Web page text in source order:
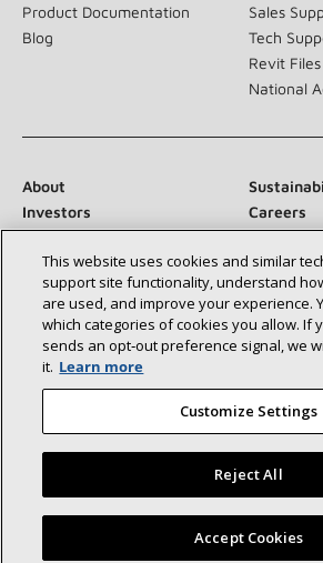
Product Documentation
Blog
Sales
Tech
Revit Files
National
About
Investors
Careers
Suppliers
Contact
Newsroom
Conéctese con nosotros:
©2026 Lennox International Inc.
Accessibility Statement
Privacy
This website uses cookies and similar
support site functionality, understand
are used, and improve your experience.
which categories of cookies you allow. If
sends an opt‑out preference signal, we
it. Learn more
Customize Settings
Reject All
Accept Cookies